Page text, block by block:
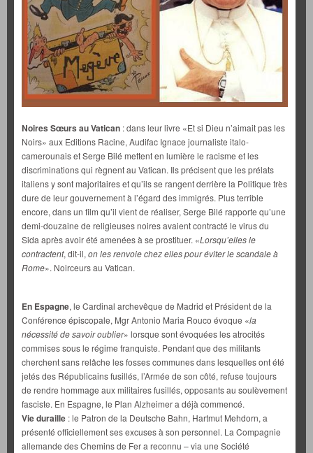
Noires Sœurs au Vatican : dans leur livre «Et si Dieu n’aimait pas les
Noirs» aux Editions Racine, Audifac Ignace journaliste italo-
camerounais et Serge Bilé mettent en lumière le racisme et les
discriminations qui règnent au Vatican. Ils précisent que les prélats
italiens y sont majoritaires et qu’ils se rangent derrière la Politique très
dure de leur gouvernement à l’égard des immigrés. Plus terrible
encore, dans un film qu’il vient de réaliser, Serge Bilé rapporte qu’une
demi-douzaine de religieuses noires avaient contracté le virus du
Sida après avoir été amenées à se prostituer. «Lorsqu’elles le
contractent, dit-il, on les renvoie chez elles pour éviter le scandale à
Rome». Noirceurs au Vatican.
En Espagne, le Cardinal archevêque de Madrid et Président de la
Conférence épiscopale, Mgr Antonio Maria Rouco évoque «la
nécessité desavoir oublier» lorsque sont évoquées les atrocités
commises sous le régime franquiste. Pendant que des militants
cherchent sans relâche les fosses communes dans lesquelles ont été
jetés des Républicains fusillés, l’Armée de son côté, refuse toujours
de rendre hommage aux militaires fusillés, opposants au soulèvement
fasciste. En Espagne, le Plan Alzheimer a déjà commencé.
Vie duraille : le Patron de la Deutsche Bahn, Hartmut Mehdorn, a
présenté officiellement ses excuses à son personnel. La Compagnie
allemande des Chemins de Fer a reconnu – via une Société